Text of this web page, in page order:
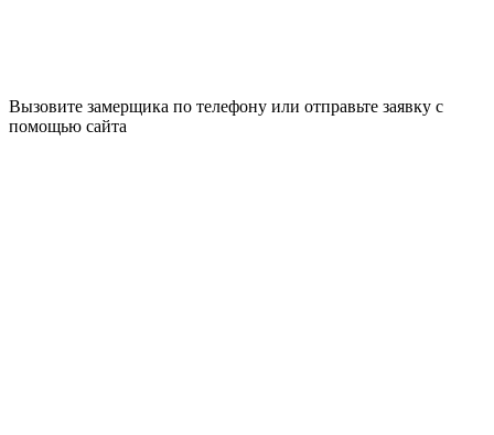
Вызовите замерщика по телефону или отправьте заявку с
помощью сайта